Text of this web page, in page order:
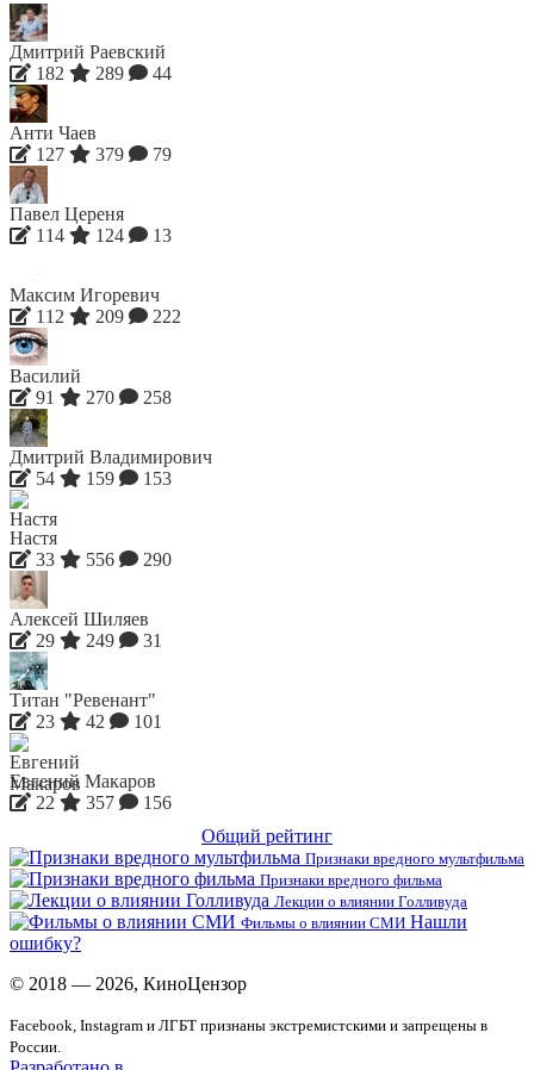
Дмитрий Раевский
182
289 44
Анти Чаев
127
379 79
Павел Цереня
114
124 13
Максим Игоревич
112
209 222
Василий
91
270 258
Дмитрий Владимирович
54
159 153
Настя
33
556 290
Алексей Шиляев
29
249 31
Титан "Ревенант"
23
42 101
Евгений Макаров
22
357
156
Общий рейтинг
Признаки вредного мультфильма
Признаки вредного фильма
Лекции о влиянии Голливуда
Фильмы о влиянии СМИ Нашли
ошибку?
© 2018 — 2026, КиноЦензор
Facebook, Instagram и ЛГБТ признаны экстремистскими и запрещены в
России.